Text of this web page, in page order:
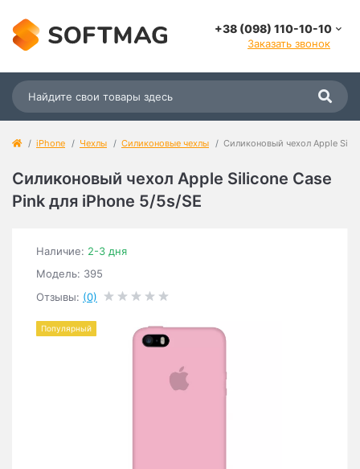
+38 (098) 110-10-10
Заказать звонок
iPhone Чехлы Силиконовые чехлы Силиконовый чехол Apple
Силиконовый чехол Apple Silicone Case
Pink для iPhone 5/5s/SE
Наличие: 2-3 дня
Модель: 395
Отзывы: (0)
Популярный